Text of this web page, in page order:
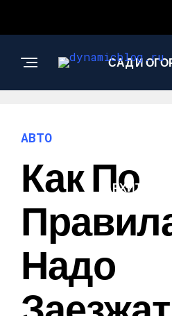
САД И
АВТО
Как По
Надо